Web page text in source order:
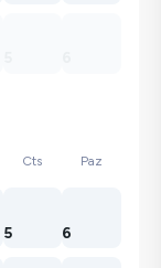
Cts Paz
5 6